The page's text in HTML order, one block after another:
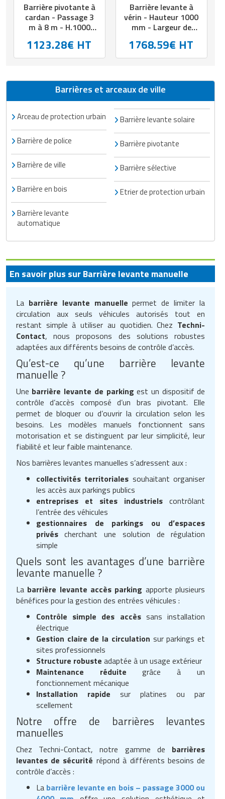
Barrières et arceaux de ville
Arceau de protection urbain
Barrière de police
Barrière de ville
Barrière en bois
Barrière levante
automatique
Barrière levante solaire
Barrière pivotante
Barrière sélective
Etrier de protection urbain
Barrière pivotante à
cardan - Passage 3
m à 8 m - H.1000
1123.28€ HT
Barrière levante à
vérin - Hauteur 1000
mm - Largeur de
mm
1768.59€ HT
En savoir plus sur Barrière levante manuelle
La barrière levante manuelle permet de limiter la
circulation aux seuls véhicules autorisés tout en
restant simple à utiliser au quotidien. Chez Techni-
Contact, nous proposons des solutions robustes
adaptées aux différents besoins de contrôle d’accès.
Qu’est-ce qu’une barrière levante
manuelle ?
Une barrière levante de parking est un dispositif de
contrôle d’accès composé d’un bras pivotant. Elle
permet de bloquer ou d’ouvrir la circulation selon les
besoins. Les modèles manuels fonctionnent sans
motorisation et se distinguent par leur simplicité, leur
fiabilité et leur faible maintenance.
Nos barrières levantes manuelles s’adressent aux :
collectivités territoriales souhaitant organiser
les accès aux parkings publics
entreprises et sites industriels contrôlant
l’entrée des véhicules
gestionnaires de parkings ou d’espaces
privéscherchant une solution de régulation
simple
Quels sont les avantages d’une barrière
levante manuelle ?
La barrière levante accès parking apporte plusieurs
bénéfices pour la gestion des entrées véhicules :
Contrôle simple des accèssans installation
électrique
Gestion claire de la circulation sur parkings et
sites professionnels
Structure robuste adaptée à un usage extérieur
Maintenance réduite grâce à un
fonctionnement mécanique
Installation rapide sur platines ou par
scellement
Notre offre de barrières levantes
manuelles
Chez Techni-Contact, notre gamme de barrières
levantes de sécurité répond à différents besoins de
contrôle d’accès :
La barrière levante en bois – passage 3000 ou